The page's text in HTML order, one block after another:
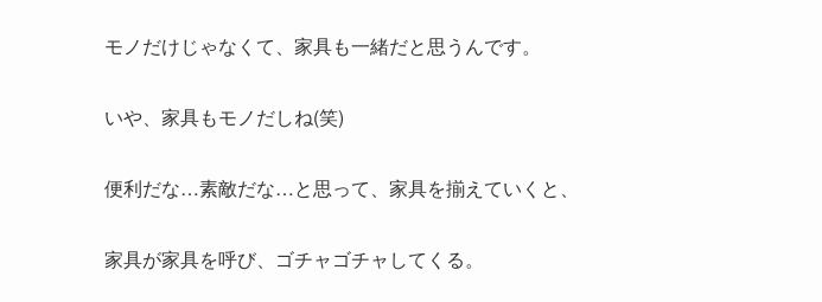
モノだけじゃなくて、家具も一緒だと思うんです。
いや、家具もモノだしね(笑)
便利だな…素敵だな…と思って、家具を揃えていくと、
家具が家具を呼び、ゴチャゴチャしてくる。